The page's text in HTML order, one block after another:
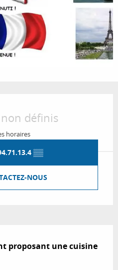
définis
horaires
▒▒
NOUS
proposant une cuisine